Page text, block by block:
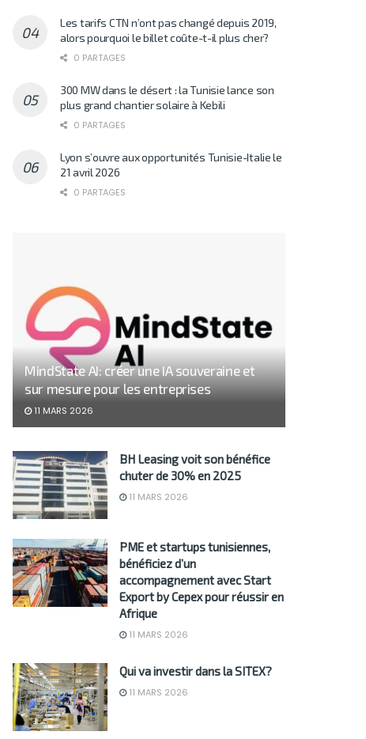
Les tarifs CTN n’ont pas changé depuis 2019,
alors pourquoi le billet coûte-t-il plus cher?
0 PARTAGES
300 MW dans le désert : la Tunisie lance son
plus grand chantier solaire à Kebili
0 PARTAGES
Lyon s’ouvre aux opportunités Tunisie-Italie le
21 avril 2026
0 PARTAGES
MindState AI: créer une IA souveraine et
sur mesure pour les entreprises
11 MARS 2026
BH Leasing voit son bénéfice
chuter de 30% en 2025
11 MARS 2026
PME et startups tunisiennes,
bénéficiez d’un
accompagnement avec Start
Export by Cepex pour réussir en
Afrique
11 MARS 2026
Qui va investir dans la SITEX?
11 MARS 2026